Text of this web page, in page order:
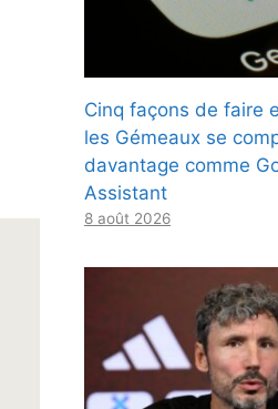
Cinq façons de faire
les Gémeaux se
davantage comme
Assistant
8 août 2026